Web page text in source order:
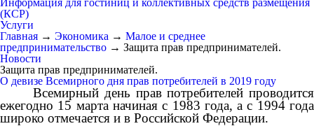
Информация для гостиниц и коллективных средств размещения
(КСР)
Услуги
Главная → Экономика → Малое и среднее
предпринимательство → Защита прав предпринимателей.
Новости
Защита прав предпринимателей.
О девизе Всемирного дня прав потребителей в 2019 году
Всемирный день прав потребителей проводится
ежегодно 15 марта начиная с 1983 года, а с 1994 года
широко отмечается и в Российской Федерации.